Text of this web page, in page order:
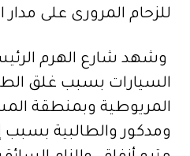
للزحام المرورى على مدار
وشهد شارع الهرم
السيارات بسبب غلق
المريوطية وبمنطقة